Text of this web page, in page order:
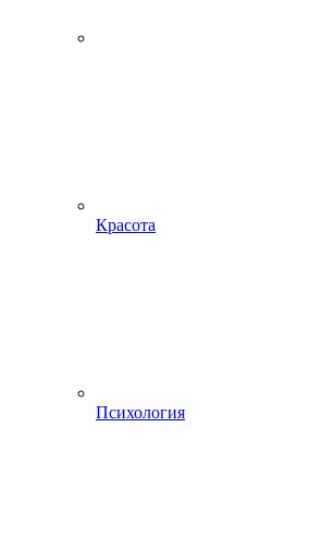
Красота
Психология